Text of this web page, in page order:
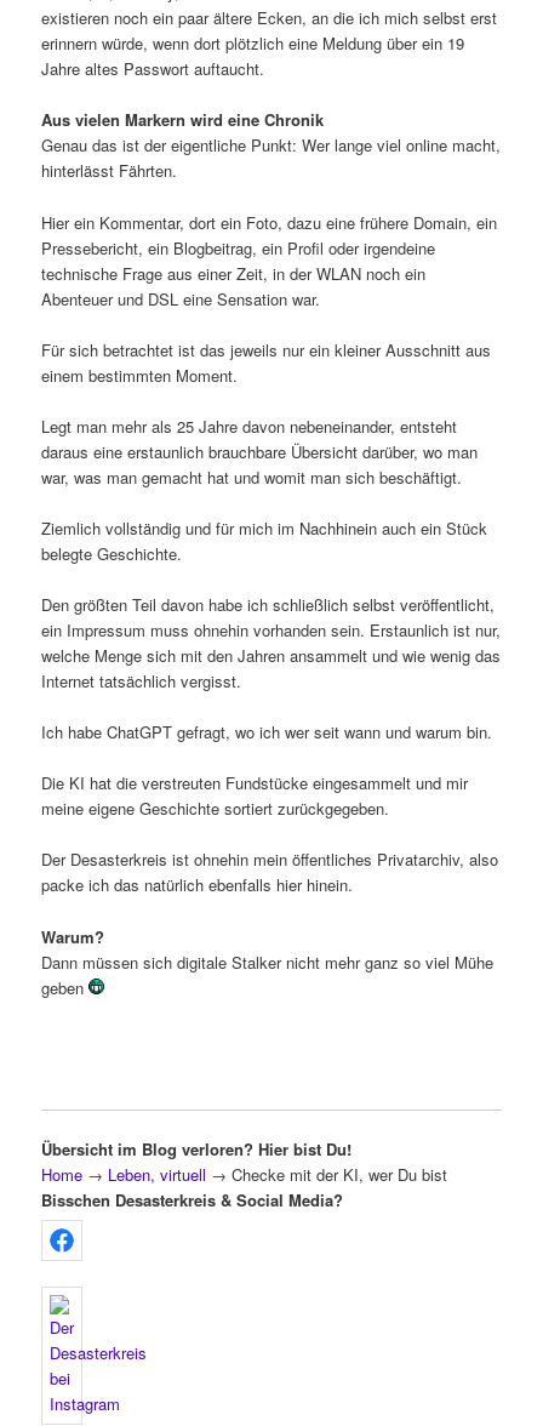
existieren noch ein paar ältere Ecken, an die ich mich selbst erst
erinnern würde, wenn dort plötzlich eine Meldung über ein 19
Jahre altes Passwort auftaucht.
Aus vielen Markern wird eine Chronik
Genau das ist der eigentliche Punkt: Wer lange viel online macht,
hinterlässt Fährten.
Hier ein Kommentar, dort ein Foto, dazu eine frühere Domain, ein
Pressebericht, ein Blogbeitrag, ein Profil oder irgendeine
technische Frage aus einer Zeit, in der WLAN noch ein
Abenteuer und DSL eine Sensation war.
Für sich betrachtet ist das jeweils nur ein kleiner Ausschnitt aus
einem bestimmten Moment.
Legt man mehr als 25 Jahre davon nebeneinander, entsteht
daraus eine erstaunlich brauchbare Übersicht darüber, wo man
war, was man gemacht hat und womit man sich beschäftigt.
Ziemlich vollständig und für mich im Nachhinein auch ein Stück
belegte Geschichte.
Den größten Teil davon habe ich schließlich selbst veröffentlicht,
ein Impressum muss ohnehin vorhanden sein. Erstaunlich ist nur,
welche Menge sich mit den Jahren ansammelt und wie wenig das
Internet tatsächlich vergisst.
Ich habe ChatGPT gefragt, wo ich wer seit wann und warum bin.
Die KI hat die verstreuten Fundstücke eingesammelt und mir
meine eigene Geschichte sortiert zurückgegeben.
Der Desasterkreis ist ohnehin mein öffentliches Privatarchiv, also
packe ich das natürlich ebenfalls hier hinein.
Warum?
Dann müssen sich digitale Stalker nicht mehr ganz so viel Mühe
geben
Übersicht im Blog verloren? Hier bist Du!
Home → Leben, virtuell → Checke mit der KI, wer Du bist
Bisschen Desasterkreis & Social Media?